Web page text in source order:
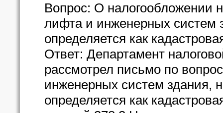
Вопрос: О налогообложении
лифта и инженерных систем
определяется как
Ответ: Департамент
рассмотрел письмо по
инженерных систем здания,
определяется как